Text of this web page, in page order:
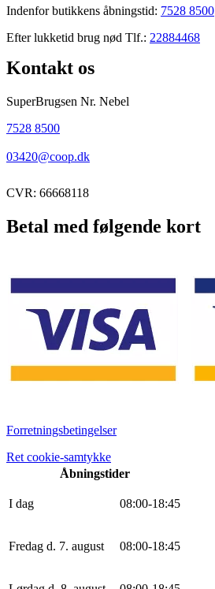
Indenfor butikkens åbningstid: 7528 8500
Efter lukketid brug nød Tlf.: 22884468
Kontakt os
SuperBrugsen Nr. Nebel
7528 8500
03420@coop.dk
CVR: 66668118
Betal med følgende kort
Forretningsbetingelser
Ret cookie-samtykke
Åbningstider
I dag 08:00-18:45
Fredag d. 7. august 08:00-18:45